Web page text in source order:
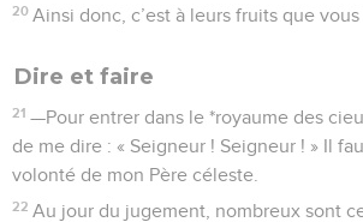
20 Ainsi donc, c’est à leurs fruits que
Dire et faire
21 —Pour entrer dans le *royaume des
de me dire : « Seigneur ! Seigneur ! » Il
volonté de mon Père céleste.
22 Au jour du jugement, nombreux sont